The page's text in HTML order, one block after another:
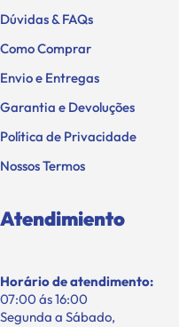
Dúvidas & FAQs
Como Comprar
Envio e Entregas
Garantia e Devoluções
Política de Privacidade
Nossos Termos
Atendimiento
Horário de atendimento:
07:00 ás 16:00
Segunda a Sábado,